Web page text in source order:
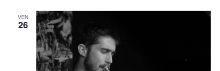
VEN
26